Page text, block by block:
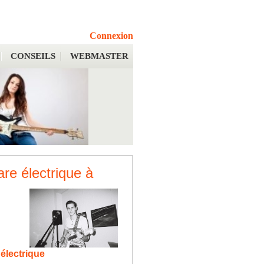
Connexion
CONSEILS WEBMASTER
électrique à